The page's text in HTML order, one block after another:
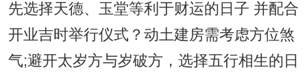
先选择天德、玉堂等利于财运的日子 并配合
开业吉时举行仪式？动土建房需考虑方位煞
气;避开太岁方与岁破方，选择五行相生的日